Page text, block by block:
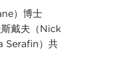
）博士
戴夫（Nick
Serafin）共